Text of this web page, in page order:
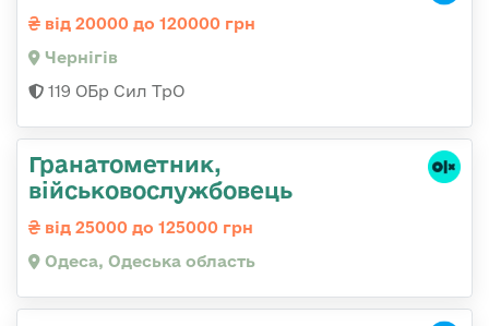
від 20000 до 120000 грн
Чернігів
119 ОБр Сил ТрО
Гранатометник,
військовослужбовець
від 25000 до 125000 грн
Одеса, Одеська область